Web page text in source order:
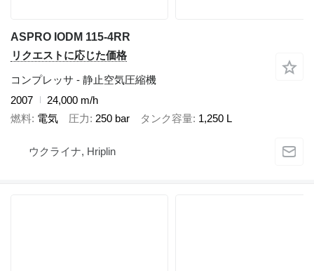
ASPRO IODM 115-4RR
リクエストに応じた価格
コンプレッサ - 静止空気圧縮機
2007
24,000 m/h
燃料 電気 圧力 250 bar タンク容量 1,250 L
ウクライナ, Hriplin